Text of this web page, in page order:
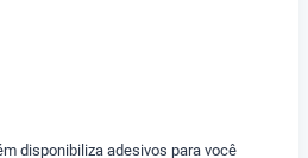
disponibiliza adesivos para você